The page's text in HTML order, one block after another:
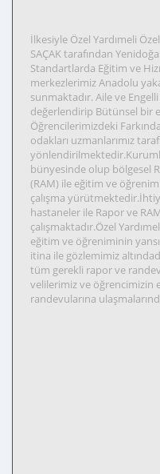
İlkesiyle Özel Yardımeli
SAÇAK tarafından
Standartlarda Eğitim ve
merkezlerimiz Anadolu
sunmaktadır. Aile ve
değerlendirip Bütünsel bir
Öğrencilerimizdeki
odakları uzmanlarımız
bünyesinde olup bölgesel
(RAM) ile eğitim ve
çalışma
hastaneler ile Rapor ve
çalışmaktadır.Özel
eğitim ve öğreniminin
itina ile gözlemimiz
tüm gerekli rapor ve
velilerimiz ve öğrencimizin
randevularına